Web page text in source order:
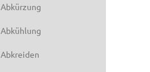
Abkürzung
Abkühlung
Abkreiden